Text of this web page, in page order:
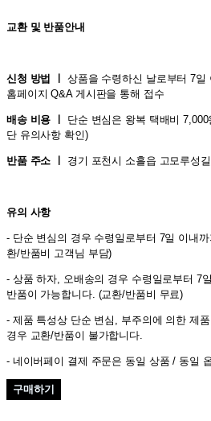
교환 및 반품안내
신청 방법 ㅣ 상품을 수령하신 날로부터 7일
홈페이지 Q&A 게시판을 통해 접수
배송 비용 ㅣ
단순 변심은 왕복 택배비
단 유의사항 확인)
반품 주소 ㅣ 경기 포천시 소흘읍 고모루성
유의 사항
- 단순 변심의 경우 수령일로부터 7일 이내
환/반품비 고객님 부담)
- 상품 하자, 오배송의 경우 수령일로부터 7
반품이 가능합니다. (교환/반품비 무료)
- 제품 특성상 단순 변심, 부주의에 의한 제
경우 교환/반품이 불가합니다.
- 네이버페이 결제 주문은 동일 상품 / 동일
구매하기